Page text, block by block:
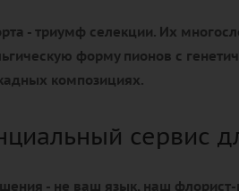
- триумф селекции. Их
форму пионов с
композициях.
сервис
- не ваш язык, наш флорист-